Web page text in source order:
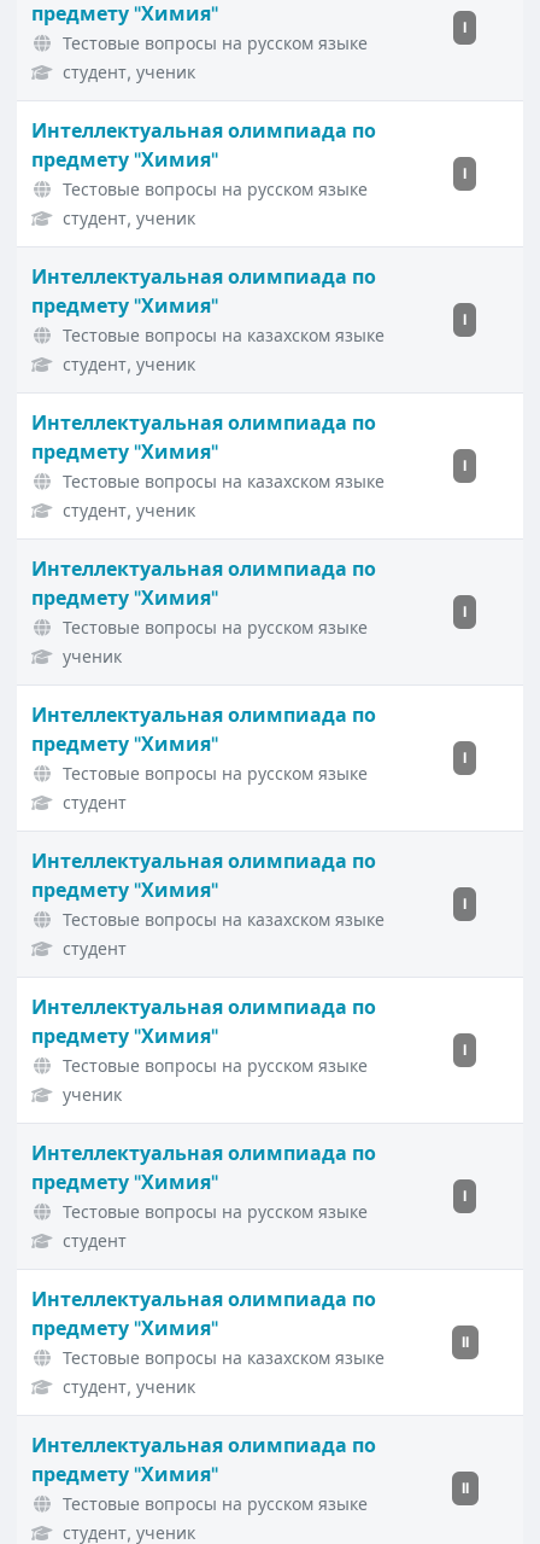
предмету "Химия"
Тестовые вопросы на русском языке
студент, ученик
I
Интеллектуальная олимпиада по
предмету "Химия"
Тестовые вопросы на русском языке
студент, ученик
I
Интеллектуальная олимпиада по
предмету "Химия"
Тестовые вопросы на казахском языке
студент, ученик
I
Интеллектуальная олимпиада по
предмету "Химия"
Тестовые вопросы на казахском языке
студент, ученик
I
Интеллектуальная олимпиада по
предмету "Химия"
Тестовые вопросы на русском языке
ученик
I
Интеллектуальная олимпиада по
предмету "Химия"
Тестовые вопросы на русском языке
студент
I
Интеллектуальная олимпиада по
предмету "Химия"
Тестовые вопросы на казахском языке
студент
I
Интеллектуальная олимпиада по
предмету "Химия"
Тестовые вопросы на русском языке
ученик
I
Интеллектуальная олимпиада по
предмету "Химия"
Тестовые вопросы на русском языке
студент
I
Интеллектуальная олимпиада по
предмету "Химия"
Тестовые вопросы на казахском языке
студент, ученик
II
Интеллектуальная олимпиада по
предмету "Химия"
Тестовые вопросы на русском языке
студент, ученик
II